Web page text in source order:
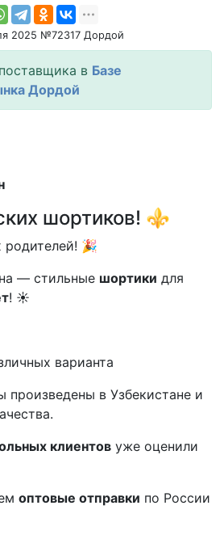
2025 №72317 Дордой
в Базе
Дордой
шортиков! ⚜️
родителей! 🎉
— стильные шортики для
! ☀️
варианта
произведены в Узбекистане и
клиентов уже оценили
оптовые отправки по России